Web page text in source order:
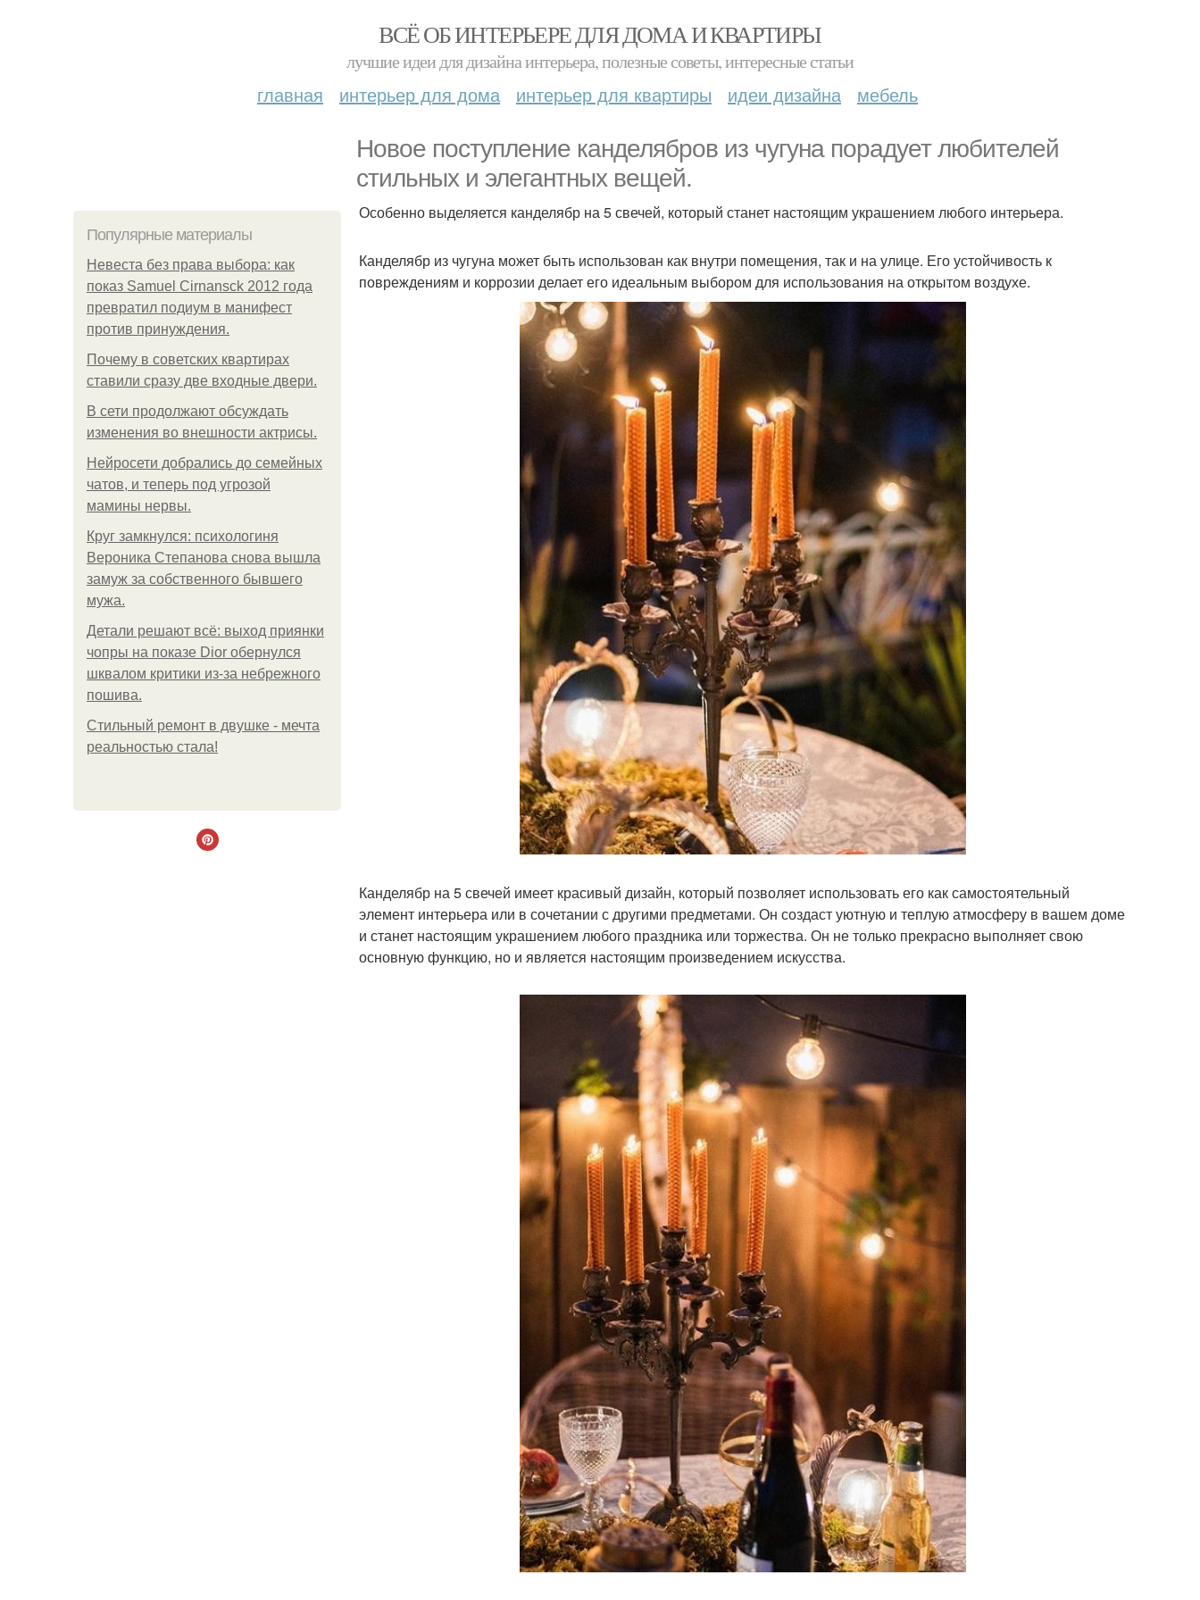
ВСЁ ОБ ИНТЕРЬЕРЕ ДЛЯ ДОМА И КВАРТИРЫ
лучшие идеи для дизайна интерьера, полезные советы, интересные статьи
главная интерьер для дома интерьер для квартиры идеи дизайна мебель
Новое поступление канделябров из чугуна порадует любителей
стильных и элегантных вещей.
Популярные материалы
Невеста без права выбора: как
показ Samuel Cirnansck 2012 года
превратил подиум в манифест
против принуждения.
Почему в советских квартирах
ставили сразу две входные двери.
В сети продолжают обсуждать
изменения во внешности актрисы.
Нейросети добрались до семейных
чатов, и теперь под угрозой
мамины нервы.
Круг замкнулся: психологиня
Вероника Степанова снова вышла
замуж за собственного бывшего
мужа.
Детали решают всё: выход приянки
чопры на показе Dior обернулся
шквалом критики из-за небрежного
пошива.
Стильный ремонт в двушке - мечта
реальностью стала!
Особенно выделяется канделябр на 5 свечей, который станет настоящим украшением любого интерьера.
Канделябр из чугуна может быть использован как внутри помещения, так и на улице. Его устойчивость к
повреждениям и коррозии делает его идеальным выбором для использования на открытом воздухе.
Канделябр на 5 свечей имеет красивый дизайн, который позволяет использовать его как самостоятельный
элемент интерьера или в сочетании с другими предметами. Он создаст уютную и теплую атмосферу в вашем доме
и станет настоящим украшением любого праздника или торжества. Он не только прекрасно выполняет свою
основную функцию, но и является настоящим произведением искусства.